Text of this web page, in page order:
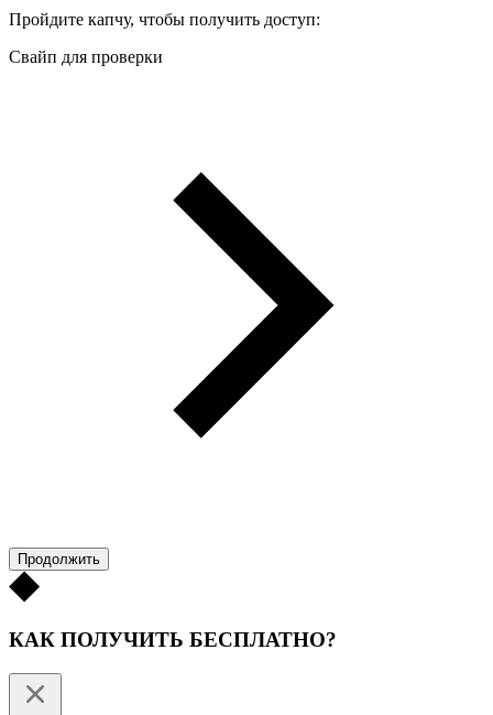
Пройдите капчу, чтобы получить доступ:
Свайп для проверки
Продолжить
КАК ПОЛУЧИТЬ БЕСПЛАТНО?